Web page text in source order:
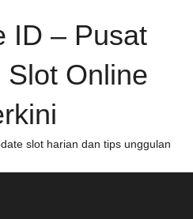
ID – Pusat
Slot Online
slot harian dan tips unggulan